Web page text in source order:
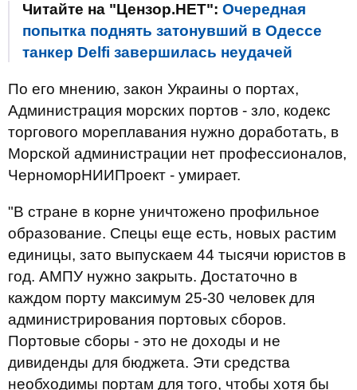
Читайте на "Цензор.НЕТ": Очередная
попытка поднять затонувший в Одессе
танкер Delfi завершилась неудачей
По его мнению, закон Украины о портах,
Администрация морских портов - зло, кодекс
торгового мореплавания нужно доработать, в
Морской администрации нет профессионалов,
ЧерноморНИИПроект - умирает.
"В стране в корне уничтожено профильное
образование. Спецы еще есть, новых растим
единицы, зато выпускаем 44 тысячи юристов в
год. АМПУ нужно закрыть. Достаточно в
каждом порту максимум 25-30 человек для
администрирования портовых сборов.
Портовые сборы - это не доходы и не
дивиденды для бюджета. Эти средства
необходимы портам для того, чтобы хотя бы